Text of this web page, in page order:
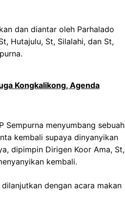
dan diantar oleh Parhalado
Hutajulu, St, Silalahi, dan St,
Kongkalikong, Agenda
Sempurna menyumbang sebuah
kembali supaya dinyanyikan
dipimpin Dirigen Koor Ama, St,
kembali.
dengan acara makan